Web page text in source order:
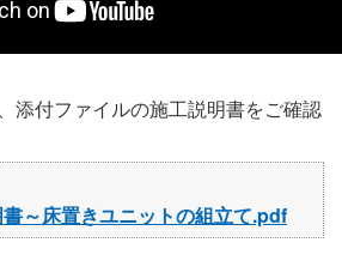
添付ファイルの施工説明書をご確認
～床置きユニットの組立て.pdf